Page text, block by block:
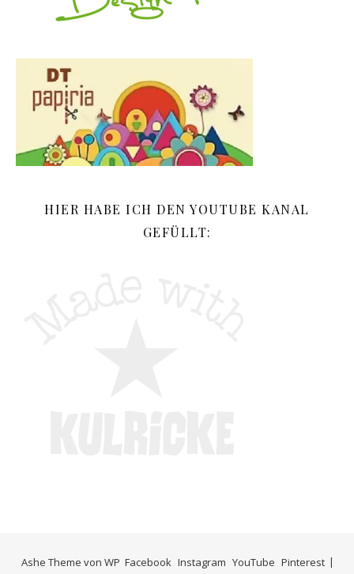
HIER HABE ICH DEN YOUTUBE KANAL
GEFÜLLT:
Facebook Instagram YouTube Pinterest
Ashe Theme von WP